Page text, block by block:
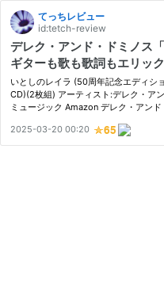
てっちレビュー
id:tetch-review
デレク・アンド・ドミノス
ギターも歌も歌詞もエリッ
充満 やはり、ギターを弾
すめ名曲名盤）
いとしのレイラ (50周年記念エディシ
CD)(2枚組) アーティスト:デレク・ア
ミュージック Amazon デレク・アン
歌詞の意味は考えないほうだ。歌声は
2025-03-20 00:20